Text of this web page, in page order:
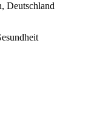
Deutschland